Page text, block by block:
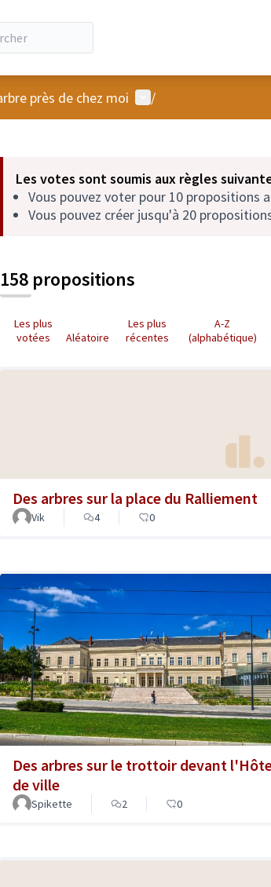
près de chez moi Menu utilisateur
/
Les votes sont soumis aux règles
Vous pouvez voter pour 10 propositions
Vous pouvez créer jusqu'à 20
158 propositions
Les plus
votées
Aléatoire
Les plus
récentes
A-Z
(alphabétique)
Des arbres sur la place du Ralliement
Vik 4 0
Des arbres sur le trottoir devant
de ville
Spikette 2 0